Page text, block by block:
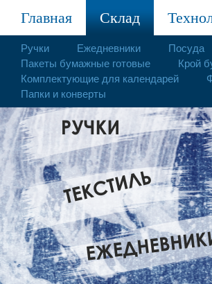
Главная Склад
Ручки Ежедневники Посуда
Пакеты бумажные готовые
Крой
Комплектующие для календарей
Папки и конверты